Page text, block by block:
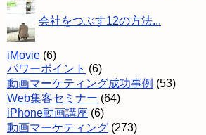
会社をつぶす12の方法...
iMovie (6)
パワーポイント (6)
動画マーケティング成功事例 (53)
Web集客セミナー (64)
iPhone動画講座 (6)
動画マーケティング (273)